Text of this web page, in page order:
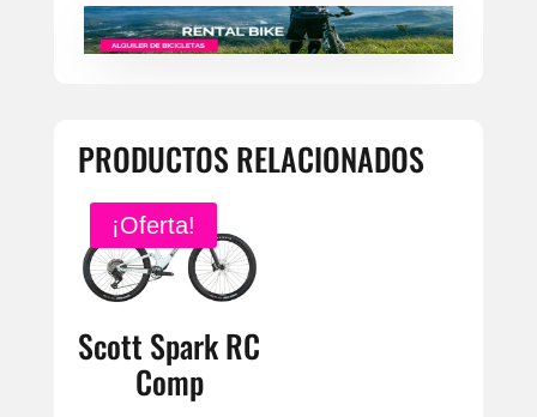
PRODUCTOS RELACIONADOS
¡Oferta!
Scott Spark RC
Comp